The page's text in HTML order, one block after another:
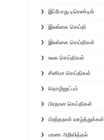
இப்போது டிரெண்டிங்
இலங்கை செய்தி
இலங்கை செய்திகள்
உலக செய்திகள்
சினிமா செய்திகள்
தொழினுட்பம்
பிரதான செய்திகள்
பிறந்தநாள் வாழ்த்துக்கள்
மரண அறிவித்தல்